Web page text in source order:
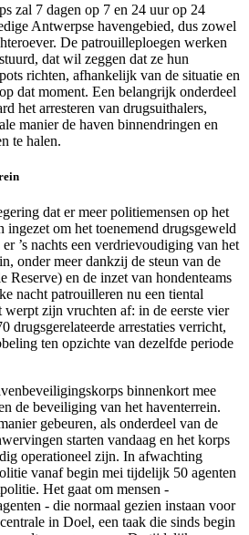
zal 7 dagen op 7 en 24 uur op 24
Antwerpse havengebied, dus zowel
De patrouilleploegen werken
dat wil zeggen dat ze hun
richten, afhankelijk van de situatie en
dat moment. Een belangrijk onderdeel
het arresteren van drugsuithalers,
manier de haven binnendringen en
te halen.
dat er meer politiemensen op het
om het toenemend drugsgeweld
’s nachts een verdrievoudiging van het
onder meer dankzij de steun van de
Reserve) en de inzet van hondenteams
nacht patrouilleren nu een tiental
werpt zijn vruchten af: in de eerste vier
drugsgerelateerde arrestaties verricht,
ten opzichte van dezelfde periode
binnenkort mee
de beveiliging van het haventerrein.
gebeuren, als onderdeel van de
starten vandaag en het korps
operationeel zijn. In afwachting
vanaf begin mei tijdelijk 50 agenten
Het gaat om mensen -
- die normaal gezien instaan voor
in Doel, een taak die sinds begin